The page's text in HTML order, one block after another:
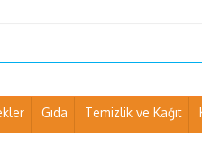
Gıda Temizlik ve Kağıt